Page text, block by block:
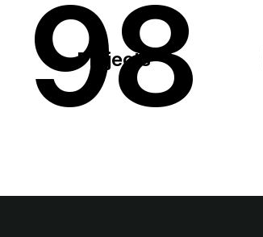
98
Projects